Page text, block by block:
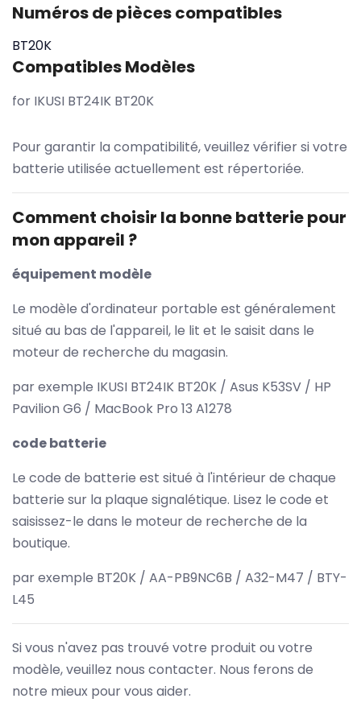
Numéros de pièces compatibles
BT20K
Compatibles Modèles
for IKUSI BT24IK BT20K
Pour garantir la compatibilité, veuillez vérifier si votre
batterie utilisée actuellement est répertoriée.
Comment choisir la bonne batterie pour
mon appareil ?
équipement modèle
Le modèle d'ordinateur portable est généralement
situé au bas de l'appareil, le lit et le saisit dans le
moteur de recherche du magasin.
par exemple IKUSI BT24IK BT20K / Asus K53SV / HP
Pavilion G6 / MacBook Pro 13 A1278
code batterie
Le code de batterie est situé à l'intérieur de chaque
batterie sur la plaque signalétique. Lisez le code et
saisissez-le dans le moteur de recherche de la
boutique.
par exemple BT20K / AA-PB9NC6B / A32-M47 / BTY-
L45
Si vous n'avez pas trouvé votre produit ou votre
modèle, veuillez nous contacter. Nous ferons de
notre mieux pour vous aider.